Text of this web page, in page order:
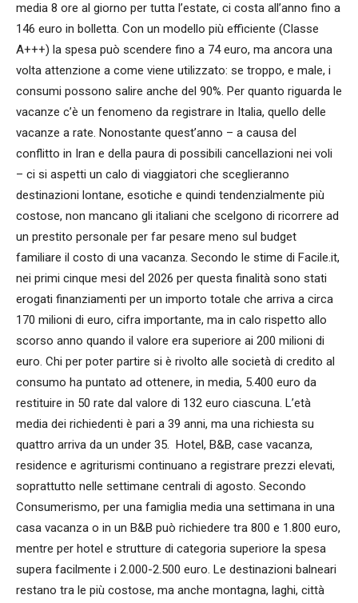
media 8 ore al giorno per tutta l’estate, ci costa all’anno fino a
146 euro in bolletta. Con un modello più efficiente (Classe
A+++) la spesa può scendere fino a 74 euro, ma ancora una
volta attenzione a come viene utilizzato: se troppo, e male, i
consumi possono salire anche del 90%. Per quanto riguarda le
vacanze c’è un fenomeno da registrare in Italia, quello delle
vacanze a rate. Nonostante quest’anno – a causa del
conflitto in Iran e della paura di possibili cancellazioni nei voli
– ci si aspetti un calo di viaggiatori che sceglieranno
destinazioni lontane, esotiche e quindi tendenzialmente più
costose, non mancano gli italiani che scelgono di ricorrere ad
un prestito personale per far pesare meno sul budget
familiare il costo di una vacanza. Secondo le stime di Facile.it,
nei primi cinque mesi del 2026 per questa finalità sono stati
erogati finanziamenti per un importo totale che arriva a circa
170 milioni di euro, cifra importante, ma in calo rispetto allo
scorso anno quando il valore era superiore ai 200 milioni di
euro. Chi per poter partire si è rivolto alle società di credito al
consumo ha puntato ad ottenere, in media, 5.400 euro da
restituire in 50 rate dal valore di 132 euro ciascuna. L’età
media dei richiedenti è pari a 39 anni, ma una richiesta su
quattro arriva da un under 35. Hotel, B&B, case vacanza,
residence e agriturismi continuano a registrare prezzi elevati,
soprattutto nelle settimane centrali di agosto. Secondo
Consumerismo, per una famiglia media una settimana in una
casa vacanza o in un B&B può richiedere tra 800 e 1.800 euro,
mentre per hotel e strutture di categoria superiore la spesa
supera facilmente i 2.000-2.500 euro. Le destinazioni balneari
restano tra le più costose, ma anche montagna, laghi, città